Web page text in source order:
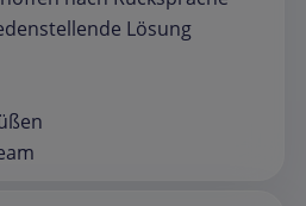
Lösung